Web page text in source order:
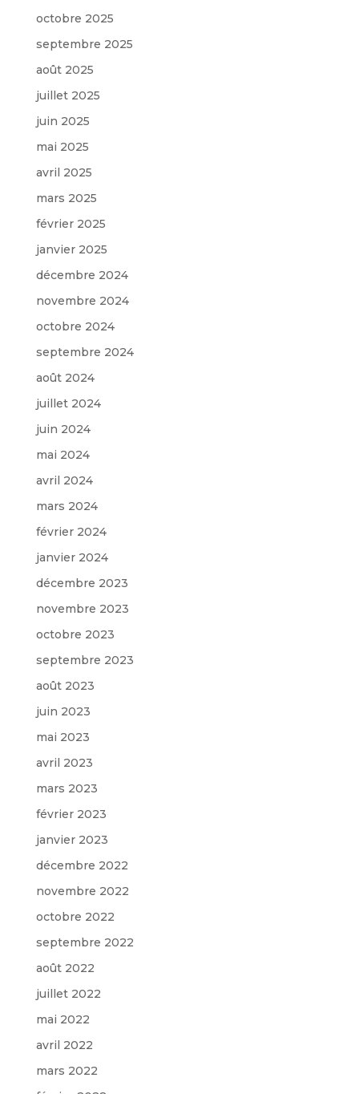
octobre 2025
septembre 2025
août 2025
juillet 2025
juin 2025
mai 2025
avril 2025
mars 2025
février 2025
janvier 2025
décembre 2024
novembre 2024
octobre 2024
septembre 2024
août 2024
juillet 2024
juin 2024
mai 2024
avril 2024
mars 2024
février 2024
janvier 2024
décembre 2023
novembre 2023
octobre 2023
septembre 2023
août 2023
juin 2023
mai 2023
avril 2023
mars 2023
février 2023
janvier 2023
décembre 2022
novembre 2022
octobre 2022
septembre 2022
août 2022
juillet 2022
mai 2022
avril 2022
mars 2022